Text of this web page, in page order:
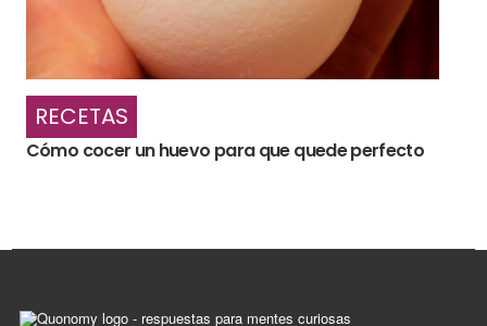
RECETAS
Cómo cocer un huevo para que quede perfecto